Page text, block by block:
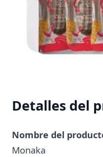
Detalles del
Nombre del
Monaka